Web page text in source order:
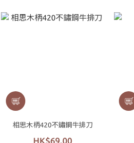
相思木柄420不鏽鋼牛排刀
HK$69.00